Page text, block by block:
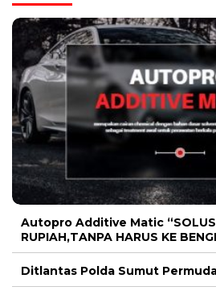
Autopro Additive Matic
RUPIAH,TANPA HARUS KE
Ditlantas Polda Sumut